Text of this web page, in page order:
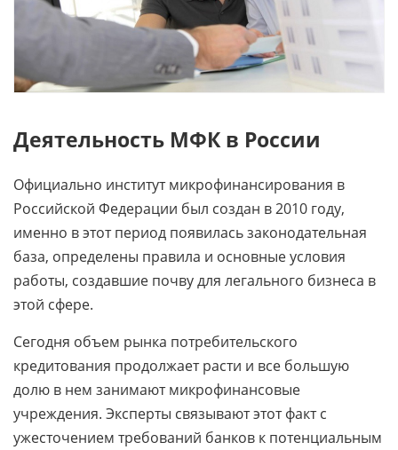
Деятельность МФК в России
Официально институт микрофинансирования в
Российской Федерации был создан в 2010 году,
именно в этот период появилась законодательная
база, определены правила и основные условия
работы, создавшие почву для легального бизнеса в
этой сфере.
Сегодня объем рынка потребительского
кредитования продолжает расти и все большую
долю в нем занимают микрофинансовые
учреждения. Эксперты связывают этот факт с
ужесточением требований банков к потенциальным